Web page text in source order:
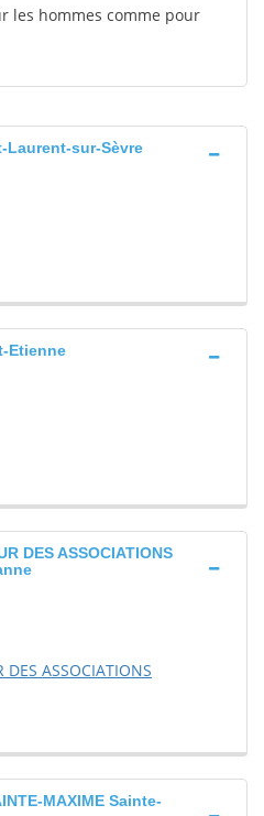
les hommes comme pour
Laurent-sur-Sèvre
Etienne
DES ASSOCIATIONS
DES ASSOCIATIONS
MAXIME Sainte-